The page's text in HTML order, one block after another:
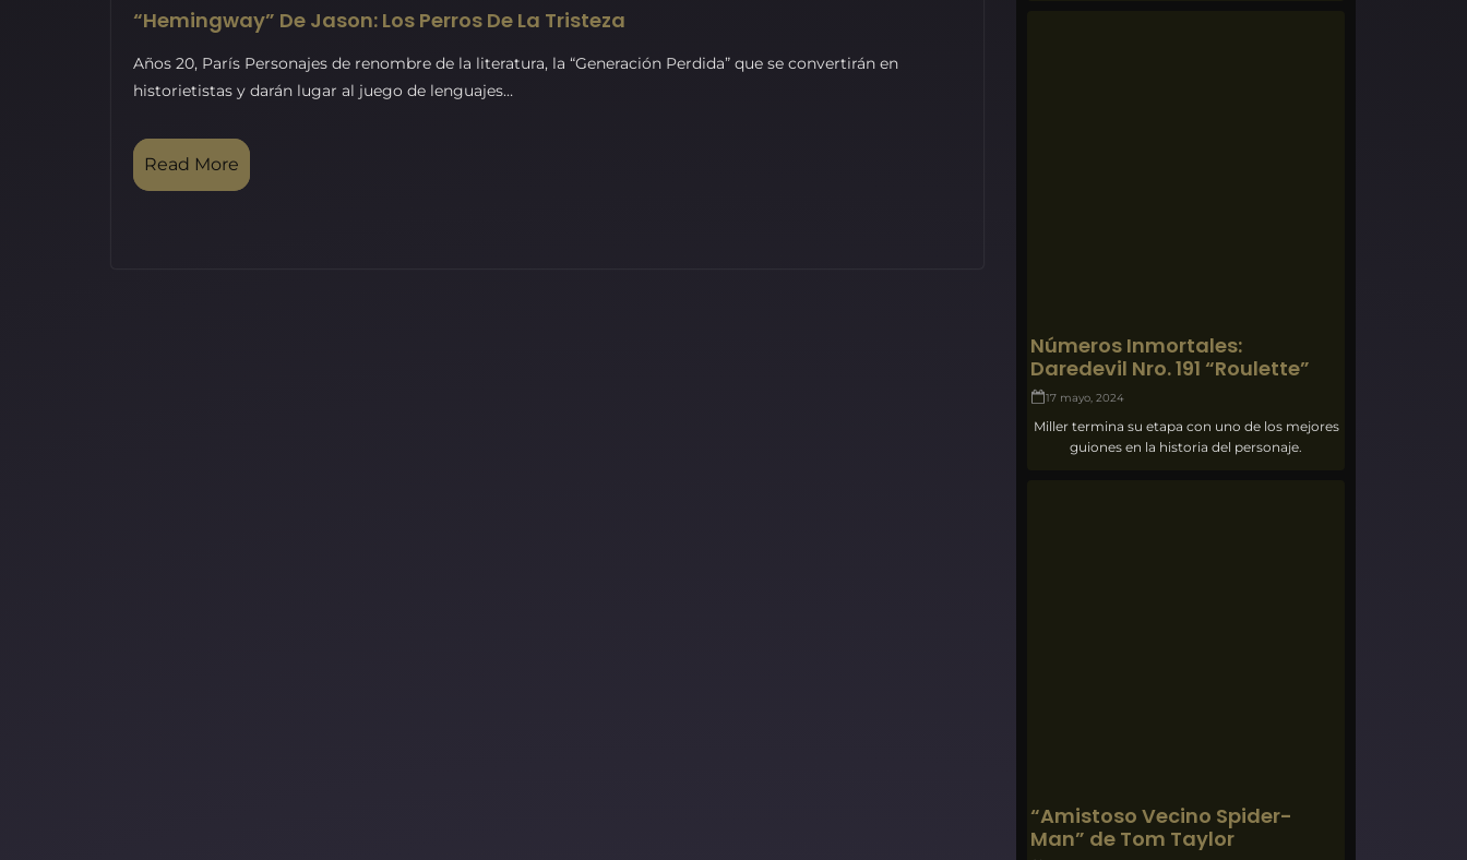
“Hemingway” De Jason: Los Perros De La Tristeza
Años 20, París Personajes de renombre de la literatura, la “Generación Perdida” que se convertirán en
historietistas y darán lugar al juego de lenguajes…
Read More
Números Inmortales:
Daredevil Nro. 191 “Roulette”
17 mayo, 2024
Miller termina su etapa con uno de los mejores
guiones en la historia del personaje.
“Amistoso Vecino Spider-
Man” de Tom Taylor